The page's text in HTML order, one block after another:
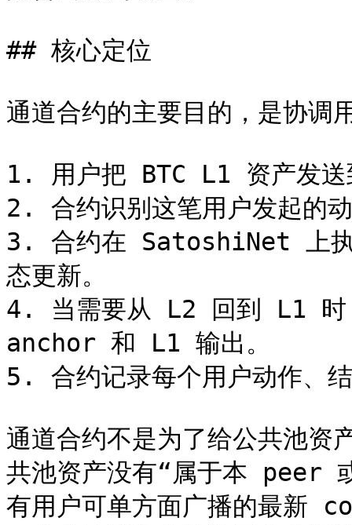
## 核心定位
通道合约的主要目的，是协
1. 用户把 BTC L1 资产发送
2. 合约识别这笔用户发起的
3. 合约在 SatoshiNet 上执
态更新。
4. 当需要从 L2 回到 L1
anchor 和 L1 输出。
5. 合约记录每个用户动作、
通道合约不是为了给公共池资
共池资产没有“属于本 peer
有用户可单方面广播的最新